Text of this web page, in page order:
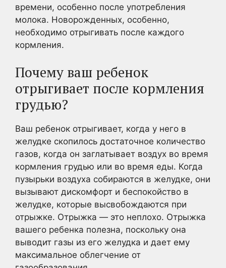
времени, особенно после употребления
молока. Новорожденных, особенно,
необходимо отрыгивать после каждого
кормления.
Почему ваш ребенок
отрыгивает после кормления
грудью?
Ваш ребенок отрыгивает, когда у него в
желудке скопилось достаточное количество
газов, когда он заглатывает воздух во время
кормления грудью или во время еды. Когда
пузырьки воздуха собираются в желудке, они
вызывают дискомфорт и беспокойство в
желудке, которые высвобождаются при
отрыжке. Отрыжка — это неплохо. Отрыжка
вашего ребенка полезна, поскольку она
выводит газы из его желудка и дает ему
максимальное облегчение от